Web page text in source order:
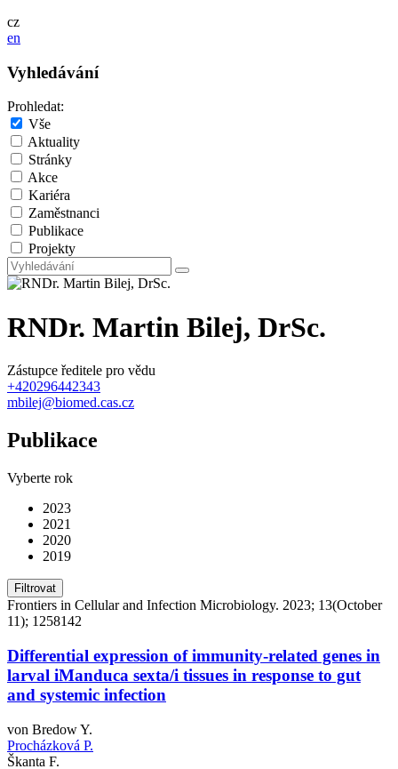
cz
en
Vyhledávání
Prohledat:
Vše
Aktuality
Stránky
Akce
Kariéra
Zaměstnanci
Publikace
Projekty
RNDr. Martin Bilej, DrSc.
Zástupce ředitele pro vědu
+420296442343
mbilej@biomed.cas.cz
Publikace
Vyberte rok
2023
2021
2020
2019
Filtrovat
Frontiers in Cellular and Infection Microbiology. 2023; 13(October
11); 1258142
Differential expression of immunity-related genes in
larval iManduca sexta/i tissues in response to gut
and systemic infection
von Bredow Y.
Procházková P.
Škanta F.